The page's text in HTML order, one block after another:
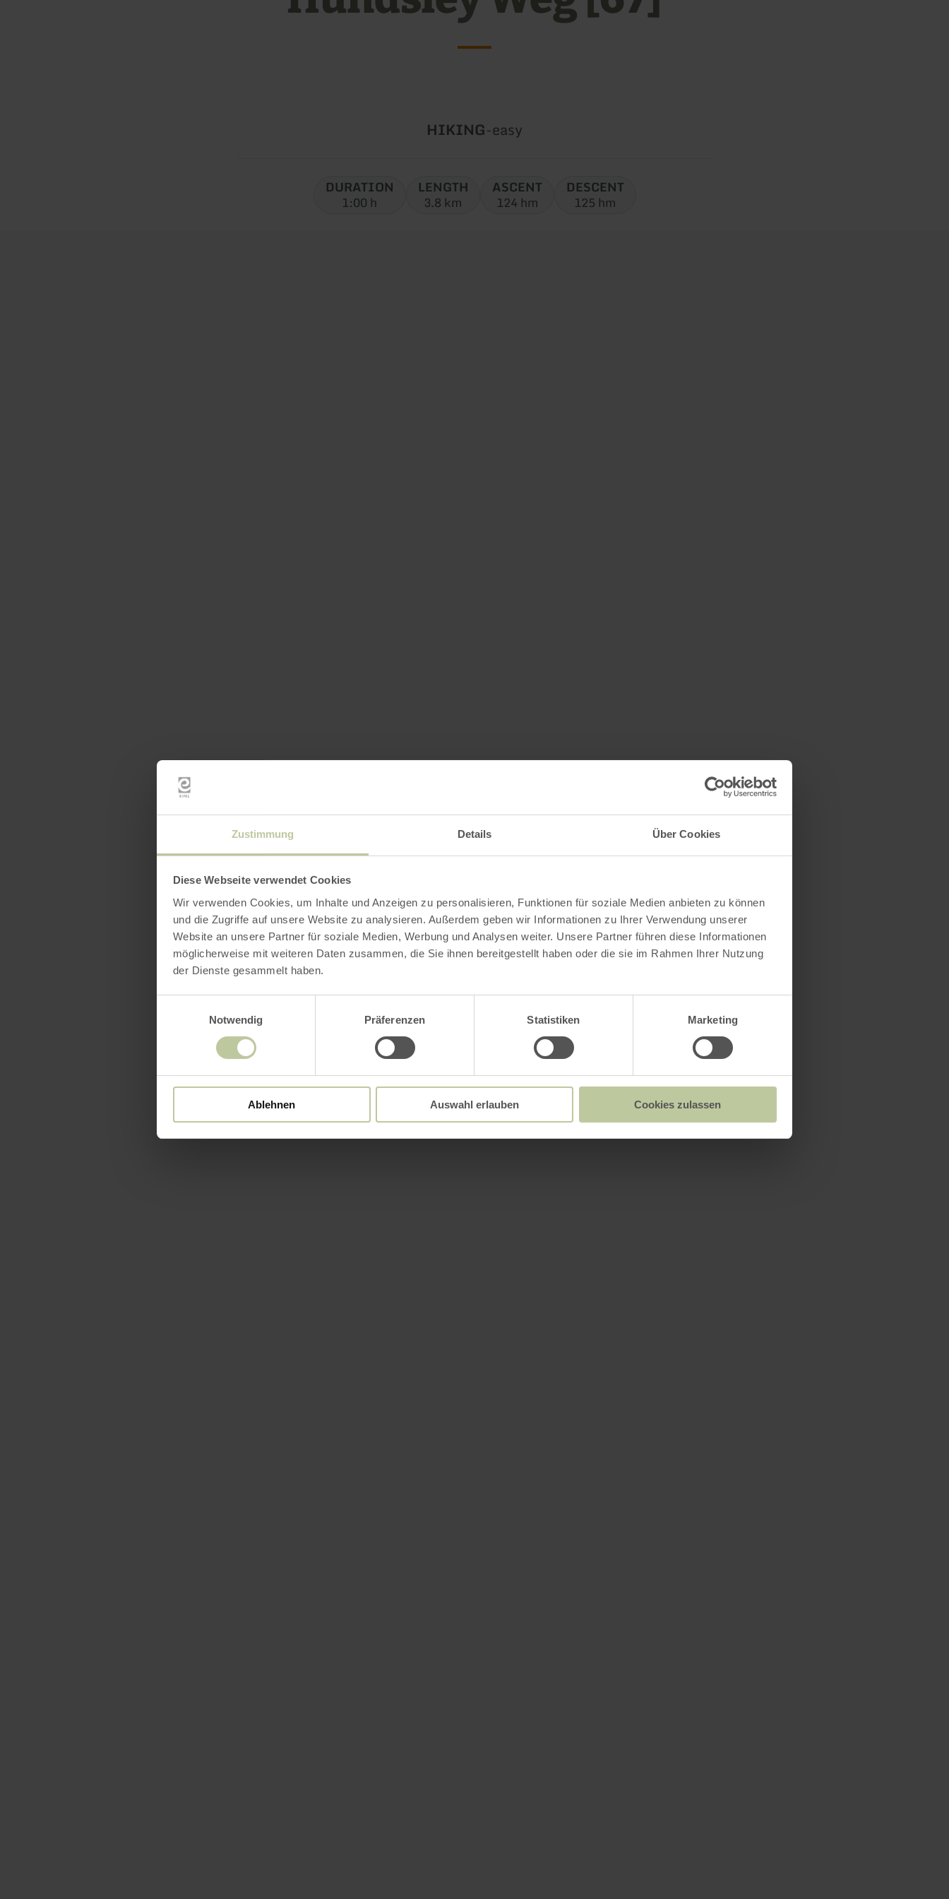
Zustimmung Details Über Cookies
Diese Webseite verwendet Cookies
Wir verwenden Cookies, um Inhalte und Anzeigen zu personalisieren, Funktionen für soziale Medien anbieten zu können
und die Zugriffe auf unsere Website zu analysieren. Außerdem geben wir Informationen zu Ihrer Verwendung unserer
Website an unsere Partner für soziale Medien, Werbung und Analysen weiter. Unsere Partner führen diese Informationen
möglicherweise mit weiteren Daten zusammen, die Sie ihnen bereitgestellt haben oder die sie im Rahmen Ihrer Nutzung
der Dienste gesammelt haben.
Notwendig
Präferenzen Statistiken Marketing
Ablehnen Auswahl erlauben Cookies zulassen
Type
HIKING-Difficulty:
easy
DURATION
1:00 h
LENGTH
3.8 km
ASCENT
124 hm
DESCENT
125 hm